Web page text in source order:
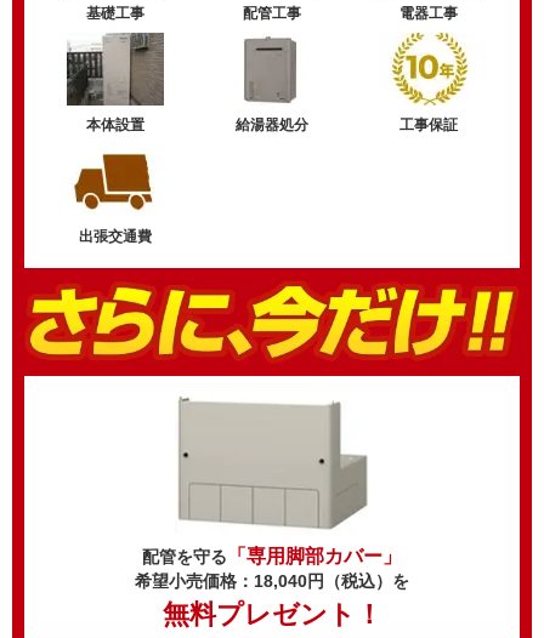
基礎工事 配管工事 電器工事
本体設置 給湯器処分 工事保証
出張交通費
配管を守る 「専用脚部カバー」
希望小売価格：18,040円（税込）を
無料プレゼント！